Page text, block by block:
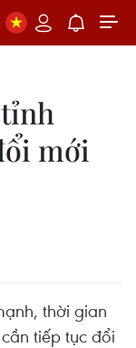
mới
thời gian
tiếp tục đổi